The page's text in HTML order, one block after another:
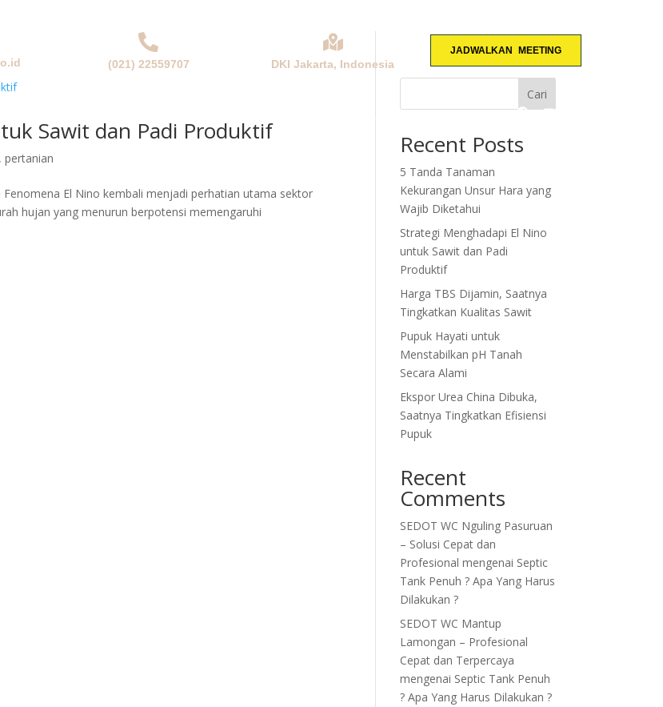
(021) 22559707 DKI Jakarta, Indonesia
JADWALKAN MEETING
Sawit dan Padi Produktif
,pertanian
El Nino kembali menjadi perhatian utama sektor
hujan yang menurun berpotensi memengaruhi
Cari
Recent Posts
5 Tanda Tanaman
Kekurangan Unsur Hara yang
Wajib Diketahui
Strategi Menghadapi El Nino
untuk Sawit dan Padi
Produktif
Harga TBS Dijamin, Saatnya
Tingkatkan Kualitas Sawit
Pupuk Hayati untuk
Menstabilkan pH Tanah
Secara Alami
Ekspor Urea China Dibuka,
Saatnya Tingkatkan Efisiensi
Pupuk
Recent
Comments
SEDOT WC Nguling Pasuruan
– Solusi Cepat dan
Profesional mengenai Septic
Tank Penuh ? Apa Yang Harus
Dilakukan ?
SEDOT WC Mantup
Lamongan – Profesional
Cepat dan Terpercaya
mengenai Septic Tank Penuh
? Apa Yang Harus Dilakukan ?